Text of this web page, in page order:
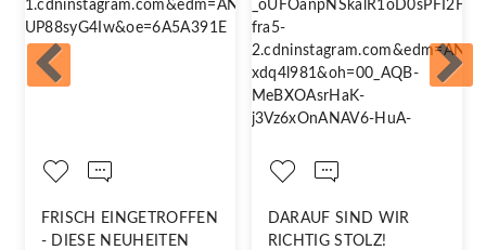
FRISCH EINGETROFFEN
- DIESE NEUHEITEN
DARAUF SIND WIR
RICHTIG STOLZ!